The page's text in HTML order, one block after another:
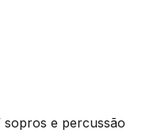
e percussão